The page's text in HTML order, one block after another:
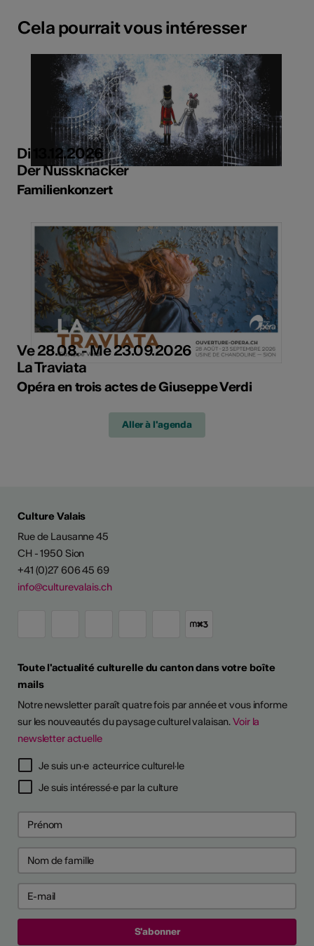
Cela pourrait vous intéresser
Di 13.12.2026
Der Nussknacker
Familienkonzert
Ve 28.08. - Me 23.09.2026
La Traviata
Opéra en trois actes de Giuseppe Verdi
Aller à l'agenda
Culture Valais
Rue de Lausanne 45
CH - 1950 Sion
+41 (0)27 606 45 69
info@culturevalais.ch
Toute l'actualité culturelle du canton dans votre boîte
mails
Notre newsletter paraît quatre fois par année et vous informe
sur les nouveautés du paysage culturel valaisan.Voir la
newsletter actuelle
Je suis un·e acteur·rice culturel·le
Je suis intéressé·e par la culture